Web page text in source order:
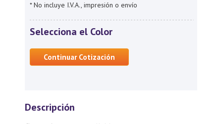
* No incluye I.V.A., impresión o envío
Selecciona el Color
Continuar Cotización
Descripción